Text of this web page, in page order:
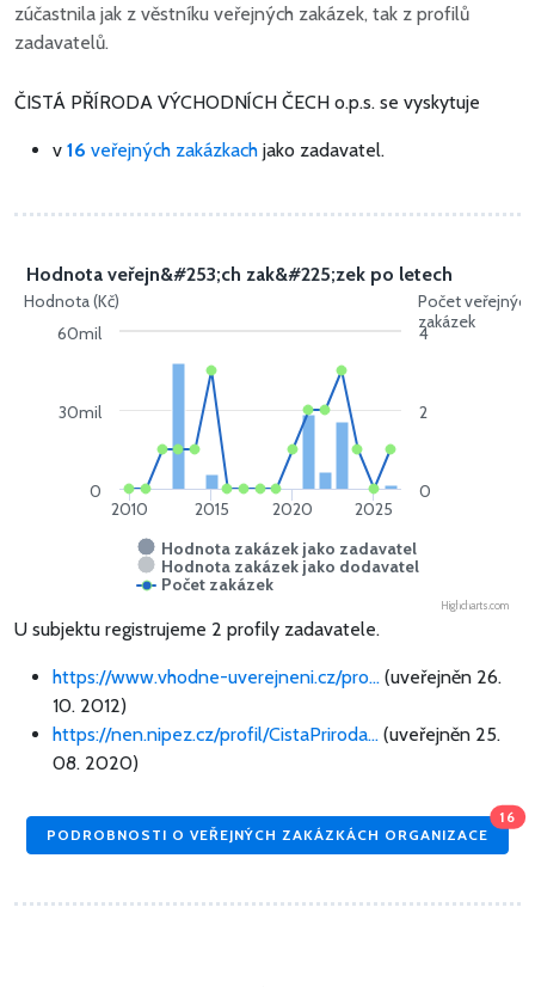
zúčastnila jak z věstníku veřejných zakázek, tak z profilů
zadavatelů.
ČISTÁ PŘÍRODA VÝCHODNÍCH ČECH o.p.s. se vyskytuje
v 16 veřejných zakázkach jako zadavatel.
Hodnota (Kč)
Počet veřejných
zakázek
Hodnota veřejn&#253;ch zak&#225;zek po letech
Hodnota zakázek jako zadavatel
Hodnota zakázek jako dodavatel
Počet zakázek
2010 2015 2020 2025
0
30mil
60mil
0
2
4
Highcharts.com
U subjektu registrujeme 2 profily zadavatele.
https://www.vhodne-uverejneni.cz/pro... (uveřejněn 26.
10. 2012)
https://nen.nipez.cz/profil/CistaPriroda... (uveřejněn 25.
08. 2020)
PODROBNOSTI O VEŘEJNÝCH ZAKÁZKÁCH ORGANIZACE
16